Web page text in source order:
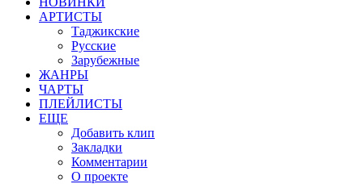
АРТИСТЫ
Таджикские
Русские
Зарубежные
ЖАНРЫ
ЧАРТЫ
ПЛЕЙЛИСТЫ
ЕЩЕ
Добавить клип
Закладки
Комментарии
О проекте